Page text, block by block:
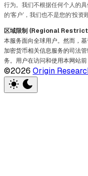
行为。我们不根据任何个人的
的‘客户’，我们也不是您的‘投资顾
区域限制 (Regional
本服务面向全球用户。然而，
加密货币相关信息服务的司法
务。用户在访问和使用本网站
©2026 Origin